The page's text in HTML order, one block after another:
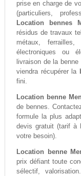
prise en charge de
(particuliers,
Location bennes
résidus de travaux
métaux,
électroniques ou
livraison de la
viendra récupérer la
fini.
Location benne
de bennes.
formule la plus
devis gratuit (tarif à
votre besoin).
Location benne
prix défiant toute
sélectif,